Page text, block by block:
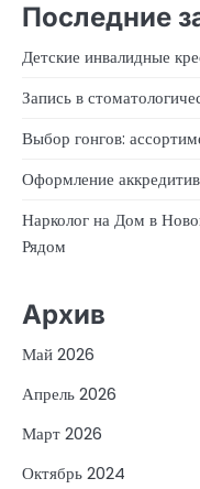
Последние
Детские инвалидные
Запись в
Выбор гонгов:
Оформление
Нарколог на Дом в
Рядом
Архив
Май 2026
Апрель 2026
Март 2026
Октябрь 2024